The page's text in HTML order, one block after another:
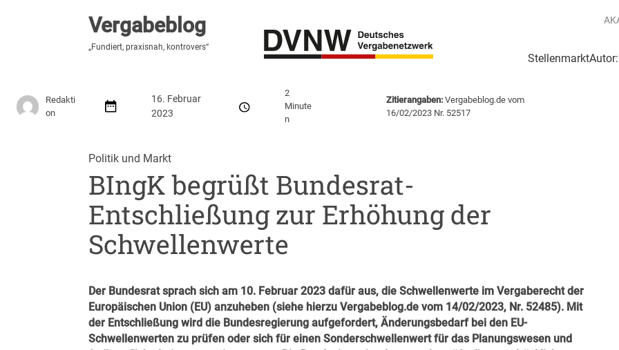
Vergabeblog
„Fundiert, praxisnah, kontrovers“
Stellenmarkt
Vergabeblog
„Hier lesen Sie es zuerst“
Redakti
on
16. Februar
2023
2
Minute
n
Zitierangaben:Vergabeblog.de vom
16/02/2023 Nr. 52517
Politik und Markt
BIngK begrüßt Bundesrat-
Entschließung zur Erhöhung der
Schwellenwerte
Der Bundesrat sprach sich am 10. Februar 2023 dafür aus, die Schwellenwerte im Vergaberecht der
Europäischen Union (EU) anzuheben (siehe hierzu Vergabeblog.de vom 14/02/2023, Nr. 52485). Mit
der Entschließung wird die Bundesregierung aufgefordert, Änderungsbedarf bei den EU-
Schwellenwerten zu prüfen oder sich für einen Sonderschwellenwert für das Planungswesen und